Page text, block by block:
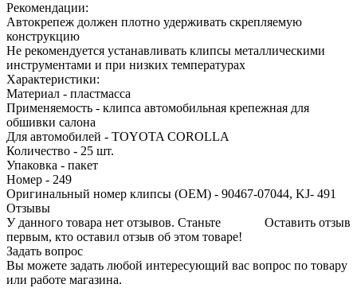
Рекомендации:
Автокрепеж должен плотно удерживать скрепляемую
конструкцию
Не рекомендуется устанавливать клипсы металлическими
инструментами и при низких температурах
Характеристики:
Материал - пластмасса
Применяемость - клипса автомобильная крепежная для
обшивки салона
Для автомобилей - TOYOTA COROLLA
Количество - 25 шт.
Упаковка - пакет
Номер - 249
Оригинальный номер клипсы (OEM) - 90467-07044, KJ- 491
Отзывы
Оставить отзыв
У данного товара нет отзывов. Станьте
первым, кто оставил отзыв об этом товаре!
Задать вопрос
Вы можете задать любой интересующий вас вопрос по товару
или работе магазина.